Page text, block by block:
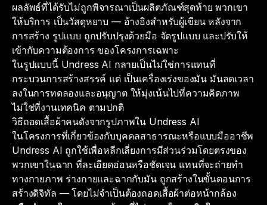
ผลลัพธ์ที่ได้รับไม่ถูกพิจารณาเป็นผลิตภัณฑ์สุดท้าย พวกเขา
ให้บริการ เป็นวัสดุหยาบ — อ้างอิงสำหรับผู้เขียน หลังจาก
การสร้าง รูปแบบ ถูกปรับปรุงด้วยมือ จัดรูปแบบ และปรับให้
เข้ากับความต้องการ ของโครงการเฉพาะ
ในรูปแบบนี้ Undress AI กลายเป็นไม่ใช่การแทนที่
กระบวนการสร้างสรรค์ แต่ เป็นเครื่องเร่งของมัน มันลดเวลา
ลงในการทดลองและอนุญาต ให้มุ่งเน้นไปที่ความคิดภาพ
ไม่ใช่ที่งานเทคนิค ตามปกติ
วิธีถอดเสื้อผ้าคนดังจากรูปภาพใน Undress AI
ในโครงการที่เกี่ยวข้องกับบุคคลสาธารณะหรือแบบมืออาชีพ
Undress AI ถูกใช้เพื่อหลีกเลี่ยงการมีส่วนร่วมโดยตรงของ
พวกเขาในฉาก ที่ละเอียดอ่อนหรือชัดเจน แทนที่จะถ่ายทำ
ทางกายภาพ ร่างกายและฉากกับมัน ถูกสร้างในขั้นตอนการ
สร้างดิจิทัล — โดยไม่จำเป็นต้องถอดเสื้อผ้าต่อหน้ากล้อง